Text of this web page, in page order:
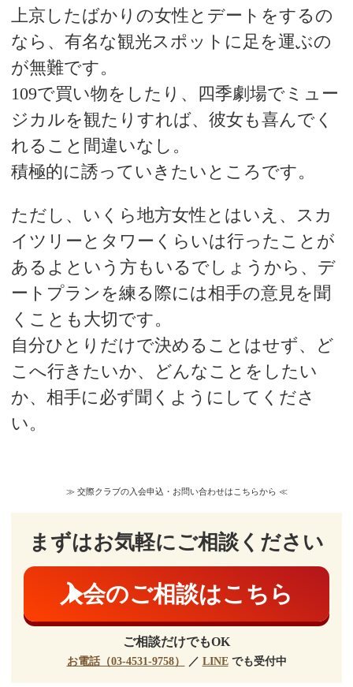
上京したばかりの女性とデートをするの
なら、有名な観光スポットに足を運ぶの
が無難です。
109で買い物をしたり、四季劇場でミュー
ジカルを観たりすれば、彼女も喜んでく
れること間違いなし。
積極的に誘っていきたいところです。
ただし、いくら地方女性とはいえ、スカ
イツリーとタワーくらいは行ったことが
あるよという方もいるでしょうから、デ
ートプランを練る際には相手の意見を聞
くことも大切です。
自分ひとりだけで決めることはせず、ど
こへ行きたいか、どんなことをしたい
か、相手に必ず聞くようにしてくださ
い。
≫ 交際クラブの入会申込・お問い合わせはこちらから ≪
まずはお気軽にご相談ください
入会のご相談はこちら
ご相談だけでもOK
お電話（03-4531-9758） ／ LINEでも受付中